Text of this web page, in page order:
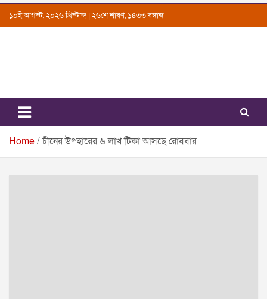
Skip১০ই আগস্ট, ২০২৬ খ্রিস্টাব্দ | ২৬শে শ্রাবণ, ১৪৩৩ বঙ্গাব্দ
Uttarkantho
News Portal
Home চীনের উপহারের ৬ লাখ টিকা আসছে রোববার